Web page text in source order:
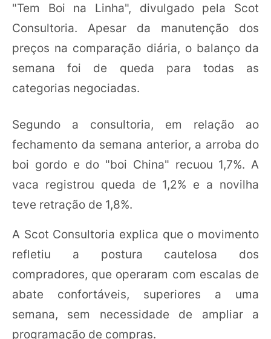
"Tem Boi na Linha", divulgado pela Scot
Consultoria. Apesar da manutenção dos
preços na comparação diária, o balanço da
semana foi de queda para todas as
categorias negociadas.
Segundo a consultoria, em relação ao
fechamento da semana anterior, a arroba do
boi gordo e do "boi China" recuou 1,7%. A
vaca registrou queda de 1,2% e a novilha
teve retração de 1,8%.
A Scot Consultoria explica que o movimento
refletiu a postura cautelosa dos
compradores, que operaram com escalas de
abate confortáveis, superiores a uma
semana, sem necessidade de ampliar a
programação de compras.